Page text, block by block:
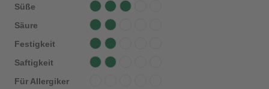
Süße
Säure
Festigkeit
Saftigkeit
Für Allergiker